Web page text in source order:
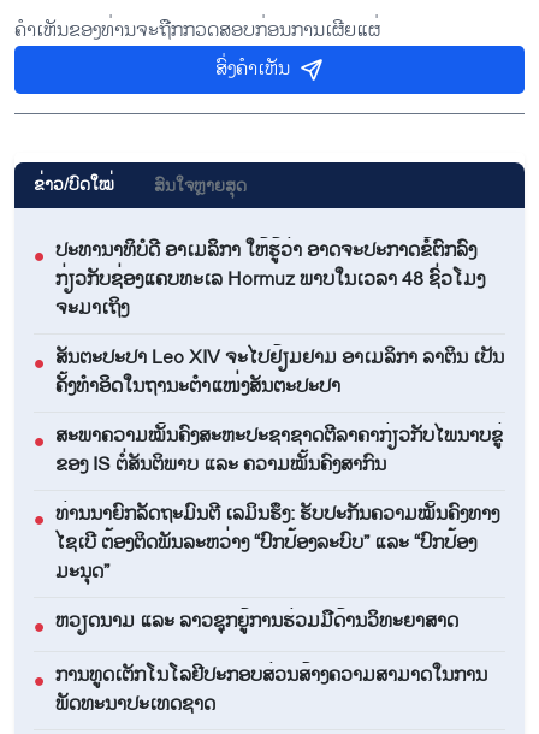
ຄຳເຫັນຂອງທ່ານຈະຖືກກວດສອບກ່ອນການເຜີຍແຜ່
ສົ່ງຄຳເຫັນ
ຂ່າວ/ບົດ​ໃໝ່ ສົນ​ໃຈ​ຫຼາຍ​ສຸດ
● ປະທານາທິບໍດີ ອາເມລິກາ ໃຫ້ຮູ້ວ່າ ອາດຈະປະກາດຂໍ້ຕົກລົງ
ກ່ຽວກັບຊ່ອງແຄບທະເລ Hormuz ພາບໃນເວລາ 48 ຊົ່ວໂມງ
ຈະມາເຖິງ
● ສັນຕະປະປາ Leo XIV ຈະໄປຢ້ຽມຢາມ ອາເມລິກາ ລາຕິນ ເປັນ
ຄັ້ງທຳອິດໃນຖານະຕຳແໜ່ງສັນຕະປະປາ
● ສະພາຄວາມໝັ້ນຄົງສະຫະປະຊາຊາດຕີລາຄາກ່ຽວກັບໄພນາບຂູ່
ຂອງ IS ຕໍ່ສັນຕິພາບ ແລະ ຄວາມໝັ້ນຄົງສາກົນ
● ທ່ານນາຍົກລັດຖະມົນຕີ ເລມິນຮຶງ: ຮັບປະກັນຄວາມໝັ້ນຄົງທາງ
ໄຊເບີ ຕ້ອງຕິດພັນລະຫວ່າງ “ປົກປ້ອງລະບົບ” ແລະ “ປົກປ້ອງ
ມະນຸດ”
● ຫວຽດ​ນາມ ແລະ ລາວ​ຊຸກ​ຍູ້​ການ​ຮ່ວມ​ມື​ດ້ານວ​ິ​ທະ​ຍາ​ສາດ
● ການ​ທູດ​ເຕັກ​ໂນ​ໂລ​ຢີ​ປະ​ກອບ​ສ່ວນ​ສ້າງ​ຄວາມ​ສາ​ມາດ​ໃນ​ການ​
ພັດ​ທະ​ນາ​ປະ​ເທດ​ຊາດ